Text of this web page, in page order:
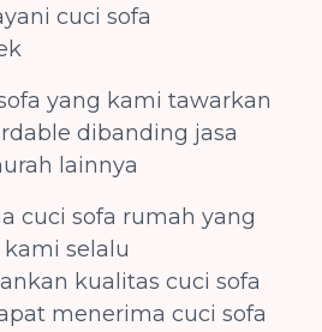
cuci sofa
yang kami tawarkan
dibanding jasa
lainnya
cuci sofa rumah yang
selalu
kualitas cuci sofa
menerima cuci sofa